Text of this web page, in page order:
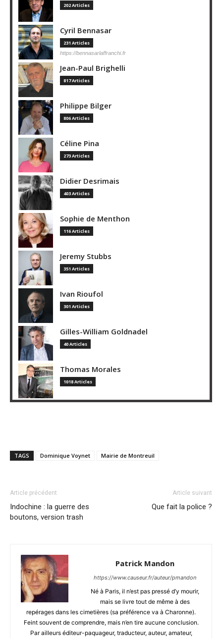
202 Articles
Cyril Bennasar
231 Articles
https://bennasarlaffranchi.fr
Jean-Paul Brighelli
817 Articles
Philippe Bilger
806 Articles
Céline Pina
273 Articles
Didier Desrimais
403 Articles
Sophie de Menthon
116 Articles
Jeremy Stubbs
351 Articles
Ivan Rioufol
301 Articles
Gilles-William Goldnadel
40 Articles
Thomas Morales
1018 Articles
TAGS Dominique Voynet Mairie de Montreuil
Article précédent
Indochine : la guerre des
boutons, version trash
Article suivant
Que fait la police ?
Patrick Mandon
https://www.causeur.fr/auteur/pmandon
Né à Paris, il n’est pas pressé d’y mourir,
mais se livre tout de même à des
repérages dans les cimetières (sa préférence va à Charonne).
Feint souvent de comprendre, mais n’en tire aucune conclusion.
Par ailleurs éditeur-paquageur, traducteur, auteur, amateur,